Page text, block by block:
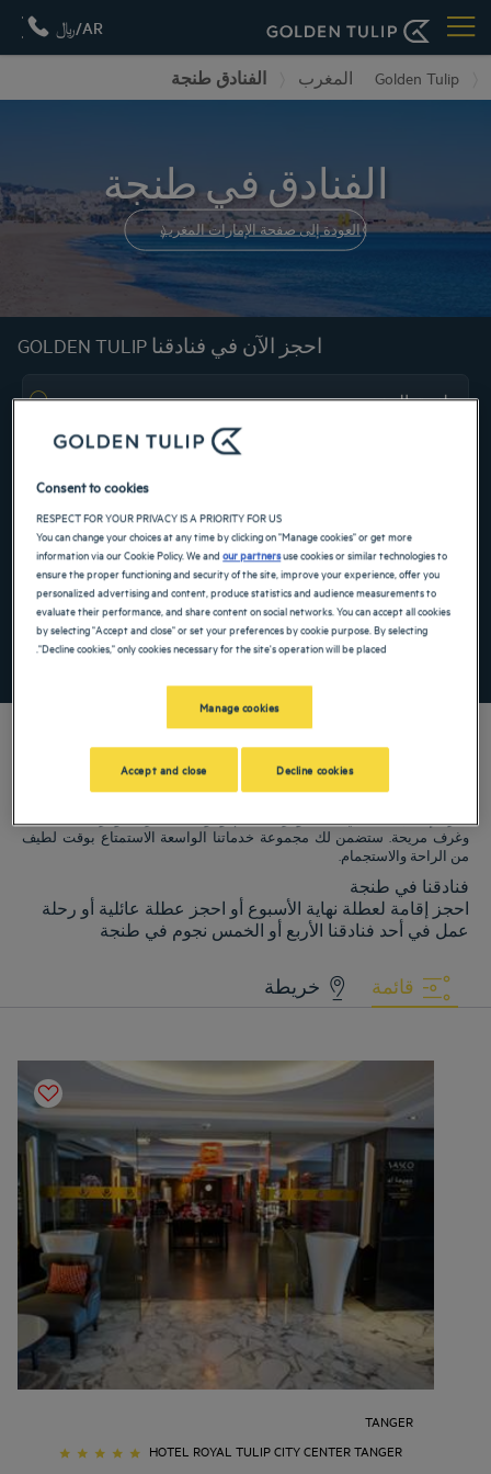
AR/﷼
Golden Tulip المغرب الفنادق طنجة
الفنادق في طنجة
العودة إلى صفحة الإمارات المغرب
احجز الآن في فنادقنا GOLDEN TULIP
ابحث عن فندق
أضِف رمزًا خاصًا
فنادق Golden Tulip ترحب بكم فيطنجة. نبذل قصارى جهدنا لجعل إقامتك مريحة
وغرف مريحة. ستضمن لك مجموعة خدماتنا الواسعة الاستمتاع بوقت لطيف
من الراحة والاستجمام.
فنادقنا في طنجة
احجز إقامة لعطلة نهاية الأسبوع أو احجز عطلة عائلية أو رحلة
عمل في أحد فنادقنا الأربع أو الخمس نجوم في طنجة
قائمة خريطة
TANGER
HOTEL ROYAL TULIP CITY CENTER TANGER
Consent to cookies
RESPECT FOR YOUR PRIVACY IS A PRIORITY FOR US
You can change your choices at any time by clicking on "Manage cookies" or get more
information via our Cookie Policy. We andour partnersuse cookies or similar technologies to
ensure the proper functioning and security of the site, improve your experience, offer you
personalized advertising and content, produce statistics and audience measurements to
evaluate their performance, and share content on social networks. You can accept all cookies
by selecting "Accept and close" or set your preferences by cookie purpose. By selecting
"Decline cookies," only cookies necessary for the site's operation will be placed.
Manage cookies
Decline cookies
Accept and close